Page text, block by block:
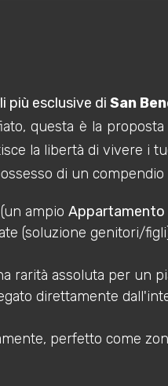
più esclusive di San
questa è la
la libertà di vivere i
di un
ampio Appartamento
(soluzione genitori/
rarità assoluta per un
direttamente
perfetto come